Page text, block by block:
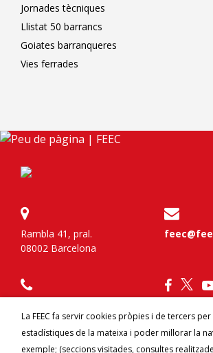
Jornades tècniques
Llistat 50 barrancs
Goiates barranqueres
Vies ferrades
Rambla 41, pral.
08002 Barcelona
La FEEC fa servir cookies pròpies i de tercers
estadístiques de la mateixa i poder millorar la
exemple; (seccions visitades, consultes